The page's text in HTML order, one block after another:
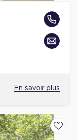
En savoir plus